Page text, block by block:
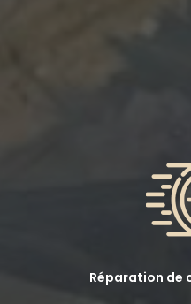
Réparation de